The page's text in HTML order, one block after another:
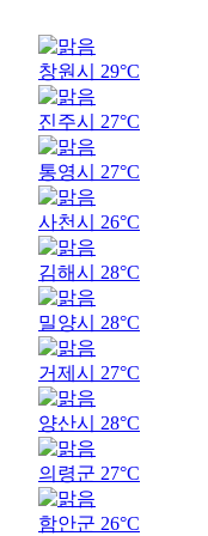
창원시 29°C
진주시 27°C
통영시 27°C
사천시 26°C
김해시 28°C
밀양시 28°C
거제시 27°C
양산시 28°C
의령군 27°C
함안군 26°C